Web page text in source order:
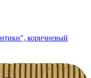
коричневый